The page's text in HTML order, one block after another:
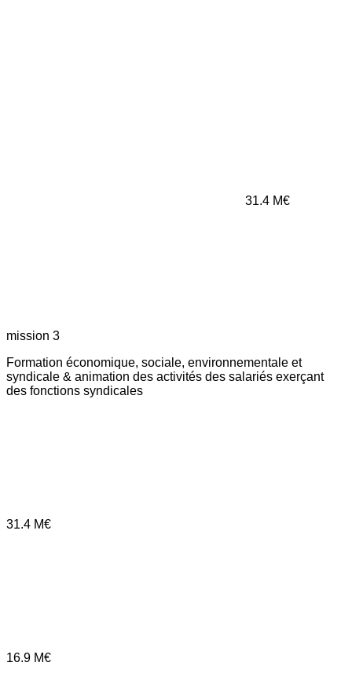
31.4 M€
mission 3
Formation économique, sociale, environnementale et
syndicale & animation des activités des salariés exerçant
des fonctions syndicales
31.4 M€
16.9 M€